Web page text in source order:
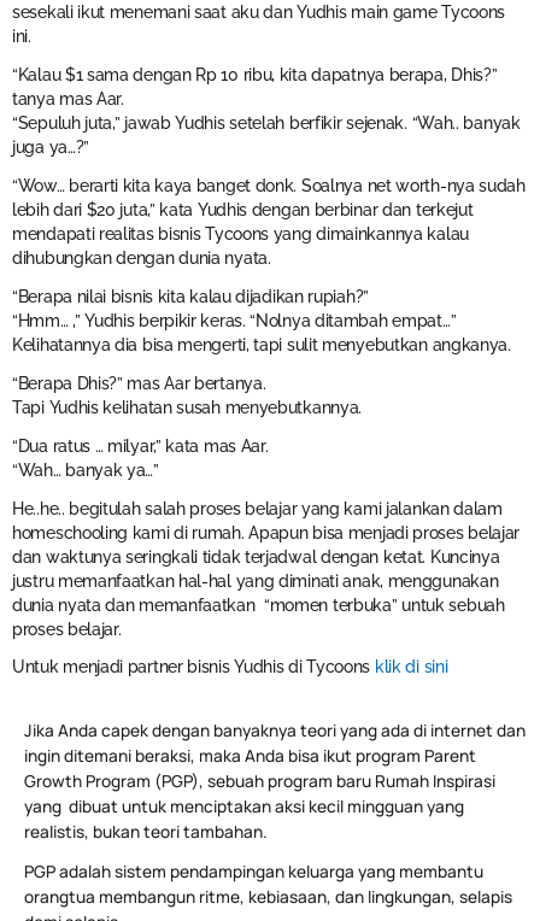
sesekali ikut menemani saat aku dan Yudhis main game Tycoons
ini.
“Kalau $1 sama dengan Rp 10 ribu, kita dapatnya berapa, Dhis?”
tanya mas Aar.
“Sepuluh juta,” jawab Yudhis setelah berfikir sejenak. “Wah.. banyak
juga ya…?”
“Wow… berarti kita kaya banget donk. Soalnya net worth-nya sudah
lebih dari $20 juta,” kata Yudhis dengan berbinar dan terkejut
mendapati realitas bisnis Tycoons yang dimainkannya kalau
dihubungkan dengan dunia nyata.
“Berapa nilai bisnis kita kalau dijadikan rupiah?”
“Hmm… ,” Yudhis berpikir keras. “Nolnya ditambah empat…”
Kelihatannya dia bisa mengerti, tapi sulit menyebutkan angkanya.
“Berapa Dhis?” mas Aar bertanya.
Tapi Yudhis kelihatan susah menyebutkannya.
“Dua ratus … milyar,” kata mas Aar.
“Wah… banyak ya…”
He..he.. begitulah salah proses belajar yang kami jalankan dalam
homeschooling kami di rumah. Apapun bisa menjadi proses belajar
dan waktunya seringkali tidak terjadwal dengan ketat. Kuncinya
justru memanfaatkan hal-hal yang diminati anak, menggunakan
dunia nyata dan memanfaatkan “momen terbuka” untuk sebuah
proses belajar.
Untuk menjadi partner bisnis Yudhis di Tycoons klik di sini
Jika Anda capek dengan banyaknya teori yang ada di internet dan
ingin ditemani beraksi, maka Anda bisa ikut program Parent
Growth Program (PGP), sebuah program baru Rumah Inspirasi
yang dibuat untuk menciptakan aksi kecil mingguan yang
realistis, bukan teori tambahan.
PGP adalah sistem pendampingan keluarga yang membantu
orangtua membangun ritme, kebiasaan, dan lingkungan, selapis